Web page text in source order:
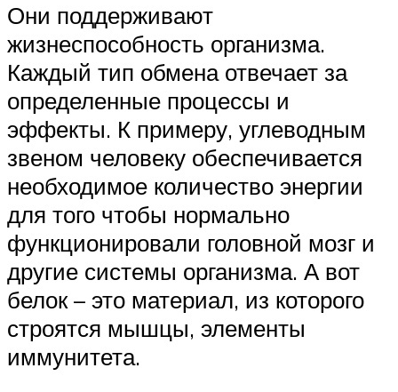
Они поддерживают
жизнеспособность организма.
Каждый тип обмена отвечает за
определенные процессы и
эффекты. К примеру, углеводным
звеном человеку обеспечивается
необходимое количество энергии
для того чтобы нормально
функционировали головной мозг и
другие системы организма. А вот
белок – это материал, из которого
строятся мышцы, элементы
иммунитета.